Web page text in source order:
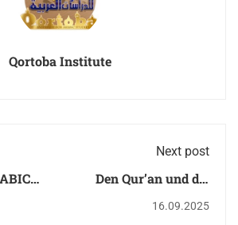
Qortoba Institute
Next post
Den Qur’an und die
16.09.2025